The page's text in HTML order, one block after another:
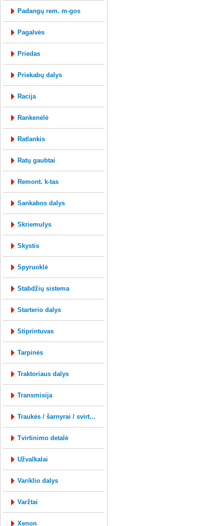
padangų rem. m-gos
pagalvės
priedas
priekabų dalys
racija
rankenėlė
ratlankis
ratų gaubtai
remont. k-tas
sankabos dalys
skriemulys
skystis
spyruoklė
stabdžių sistema
starterio dalys
stiprintuvas
tarpinės
traktoriaus dalys
transmisija
traukės / šarnyrai / svirt...
tvirtinimo detalė
užvalkalai
variklio dalys
varžtai
xenon